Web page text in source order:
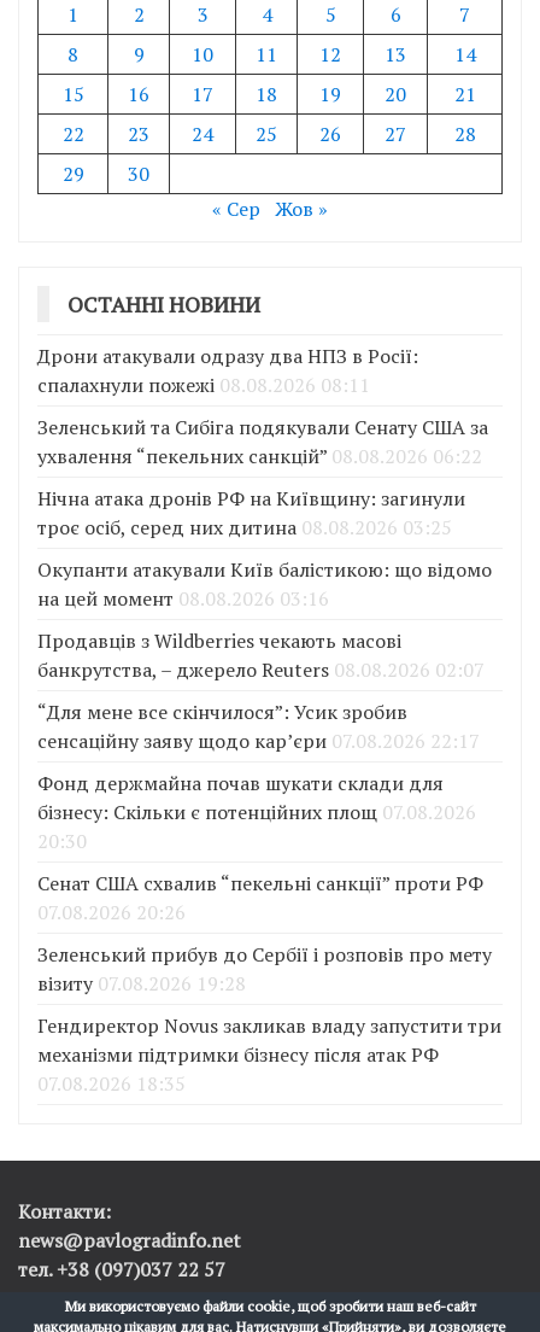
1
2 3 4 5 6
7
8
9 10 11 12 13
14
15
16 17 18 19 20
21
22
23 24 25 26 27
28
29
30
« Сер Жов »
ОСТАННІ НОВИНИ
Дрони атакували одразу два НПЗ в Росії:
спалахнули пожежі 08.08.2026 08:11
Зеленський та Сибіга подякували Сенату США за
ухвалення “пекельних санкцій” 08.08.2026 06:22
Нічна атака дронів РФ на Київщину: загинули
троє осіб, серед них дитина 08.08.2026 03:25
Окупанти атакували Київ балістикою: що відомо
на цей момент 08.08.2026 03:16
Продавців з Wildberries чекають масові
банкрутства, – джерело Reuters 08.08.2026 02:07
“Для мене все скінчилося”: Усик зробив
сенсаційну заяву щодо кар’єри 07.08.2026 22:17
Фонд держмайна почав шукати склади для
бізнесу: Скільки є потенційних площ 07.08.2026
20:30
Сенат США схвалив “пекельні санкції” проти РФ
07.08.2026 20:26
Зеленський прибув до Сербії і розповів про мету
візиту 07.08.2026 19:28
Гендиректор Novus закликав владу запустити три
механізми підтримки бізнесу після атак РФ
07.08.2026 18:35
Контакти:
news@pavlogradinfo.net
тел. +38 (097)037 22 57
Ми використовуємо файли cookie, щоб зробити наш веб-сайт
максимально цікавим для вас. Натиснувши «Прийняти», ви дозволяєте